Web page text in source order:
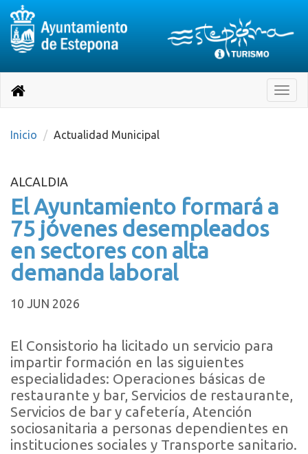
página
Toggle
Destino:
Volver
inicio
Inicio Actualidad Municipal
ALCALDIA
El Ayuntamiento formará a
75 jóvenes desempleados
en sectores con alta
demanda laboral
10 JUN 2026
El Consistorio ha licitado un servicio para
impartir formación en las siguientes
especialidades: Operaciones básicas de
restaurante y bar, Servicios de restaurante,
Servicios de bar y cafetería, Atención
sociosanitaria a personas dependientes en
instituciones sociales y Transporte sanitario.